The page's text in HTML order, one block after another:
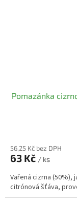
Pomazánka
56,25 Kč bez DPH
63 Kč / ks
Vařená cizrna (50%),
citrónová šťáva,